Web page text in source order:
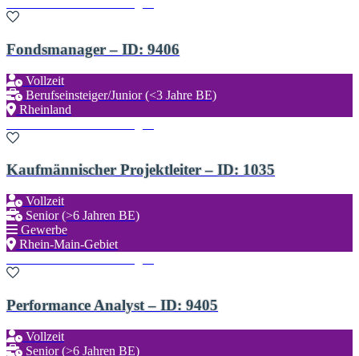
Fondsmanager – ID: 9406
Vollzeit
Berufseinsteiger/Junior (<3 Jahre BE)
Rheinland
Kaufmännischer Projektleiter – ID: 1035
Vollzeit
Senior (>6 Jahren BE)
Gewerbe
Rhein-Main-Gebiet
Performance Analyst – ID: 9405
Vollzeit
Senior (>6 Jahren BE)